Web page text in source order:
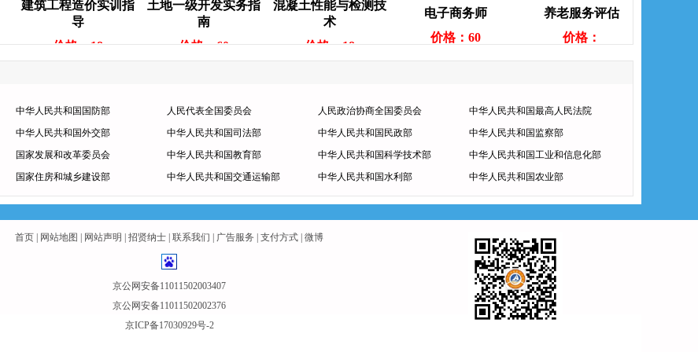
建筑工程造价实训指
价格：18
土地一级开发实务指
价格：60
混凝土性能与检测技
价格：18
电子商务师
价格：60
养老服务评估
价格：
中华人民共和国国防部 人民代表全国委员会 人民政治协商全国委员会
中华人民共和国最高人民法院
中华人民共和国外交部 中华人民共和国司法部 中华人民共和国民政部
中华人民共和国监察部
国家发展和改革委员会 中华人民共和国教育部 中华人民共和国科学技术部
中华人民共和国工业和信息化部
国家住房和城乡建设部 中华人民共和国交通运输部 中华人民共和国水利部 中华人民共和国农业部
首页 | 网站地图 | 网站声明 | 招贤纳士 | 联系我们 | 广告服务 | 支付方式 | 微博
京公网安备11011502003407
京公网安备11011502002376
京ICP备17030929号-2